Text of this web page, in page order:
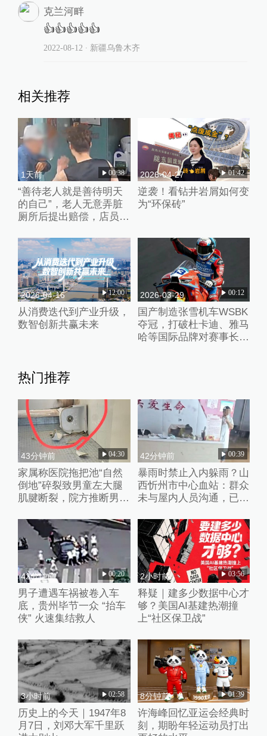
克兰河畔
👍👍👍👍👍
2022-08-12 ∙ 新疆乌鲁木齐
相关推荐
1天前 00:38
“善待老人就是善待明天
的自己”，老人无意弄脏
厕所后提出赔偿，店员婉
2026-04-27 01:42
逆袭！看钻井岩屑如何变
为“环保砖”
2026-04-16 12:00
从消费迭代到产业升级，
数智创新共赢未来
2026-03-29 00:12
国产制造张雪机车WSBK
夺冠，打破杜卡迪、雅马
哈等国际品牌对赛事长期
热门推荐
43分钟前 04:30
家属称医院拖把池“自然
倒地”碎裂致男童左大腿
肌腱断裂，院方推断男童
倒
42分钟前 00:39
暴雨时禁止入内躲雨？山
西忻州市中心血站：群众
未与屋内人员沟通，已批
42分钟前 00:20
男子遭遇车祸被卷入车
底，贵州毕节一众 “抬车
侠” 火速集结救人
2小时前 03:56
释疑｜建多少数据中心才
够？美国AI基建热潮撞
上“社区保卫战”
3小时前 02:58
历史上的今天｜1947年8
月7日，刘邓大军千里跃
8分钟前 01:39
许海峰回忆亚运会经典时
刻，期盼年轻运动员打出